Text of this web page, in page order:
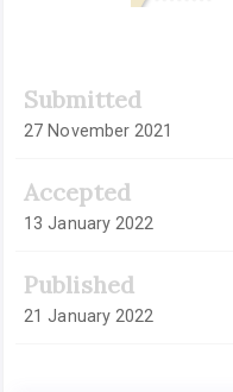
Submitted
27 November 2021
Accepted
13 January 2022
Published
21 January 2022